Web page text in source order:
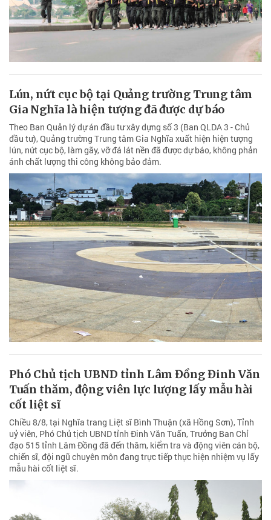
Lún, nứt cục bộ tại Quảng trường Trung tâm
Gia Nghĩa là hiện tượng đã được dự báo
Theo Ban Quản lý dự án đầu tư xây dựng số 3 (Ban QLDA 3 - Chủ
đầu tư), Quảng trường Trung tâm Gia Nghĩa xuất hiện hiện tượng
lún, nứt cục bộ, làm gãy, vỡ đá lát nền đã được dự báo, không phản
ánh chất lượng thi công không bảo đảm.
Phó Chủ tịch UBND tỉnh Lâm Đồng Đinh Văn
Tuấn thăm, động viên lực lượng lấy mẫu hài
cốt liệt sĩ
Chiều 8/8, tại Nghĩa trang Liệt sĩ Bình Thuận (xã Hồng Sơn), Tỉnh
uỷ viên, Phó Chủ tịch UBND tỉnh Đinh Văn Tuấn, Trưởng Ban Chỉ
đạo 515 tỉnh Lâm Đồng đã đến thăm, kiểm tra và động viên cán bộ,
chiến sĩ, đội ngũ chuyên môn đang trực tiếp thực hiện nhiệm vụ lấy
mẫu hài cốt liệt sĩ.